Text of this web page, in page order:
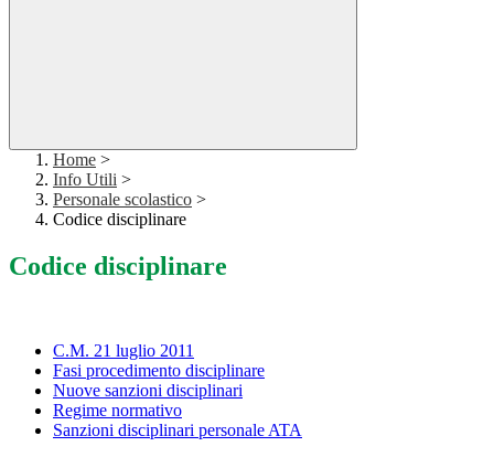
Home >
Info Utili >
Personale scolastico >
Codice disciplinare
Codice disciplinare
C.M. 21 luglio 2011
Fasi procedimento disciplinare
Nuove sanzioni disciplinari
Regime normativo
Sanzioni disciplinari personale ATA